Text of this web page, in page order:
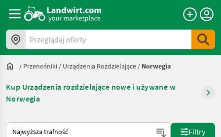
Przeglądaj oferty
/ Przenośniki / Urządzenia Rozdzielające / Norwegia
Kup Urządzenia rozdzielające nowe i używane w
Norwegia
Tak sortuje się na Landwirt.com
Filtry